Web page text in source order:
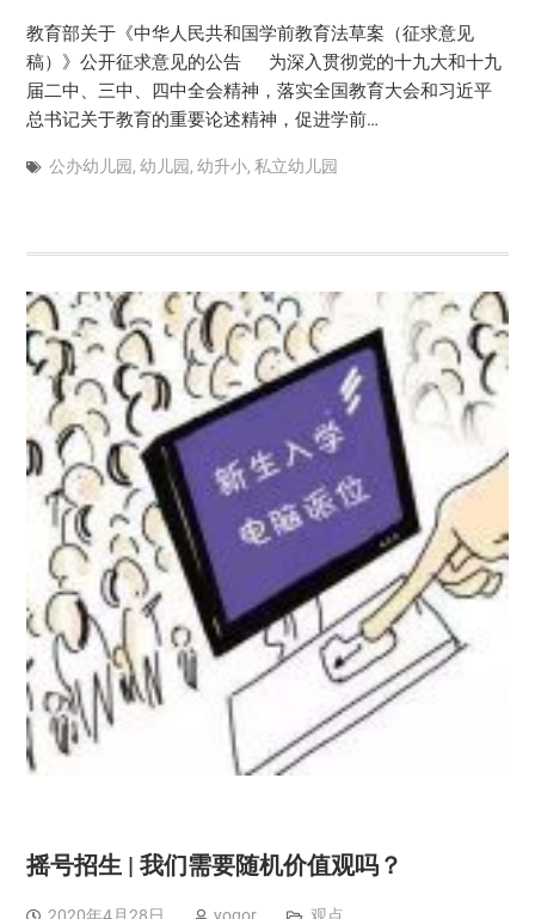
教育部关于《中华人民共和国学前教育法草案（征求意见
稿）》公开征求意见的公告 为深入贯彻党的十九大和十九
届二中、三中、四中全会精神，落实全国教育大会和习近平
总书记关于教育的重要论述精神，促进学前…
公办幼儿园, 幼儿园, 幼升小, 私立幼儿园
摇号招生 | 我们需要随机价值观吗？